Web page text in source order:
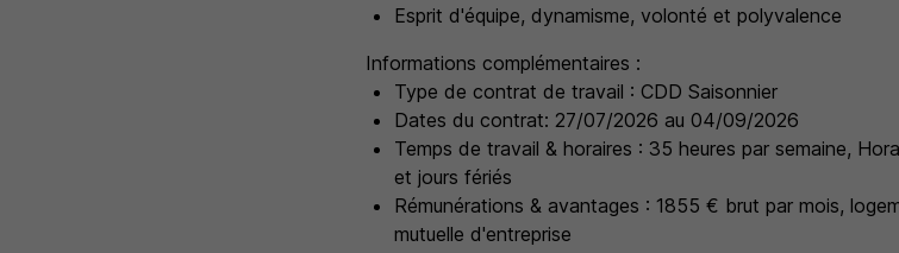
Esprit d'équipe, dynamisme, volonté et polyvalence
Informations complémentaires :
Type de contrat de travail : CDD Saisonnier
Dates du contrat: 27/07/2026 au 04/09/2026
Temps de travail & horaires : 35 heures par semaine,
et jours fériés
Rémunérations & avantages : 1855 € brut par mois,
mutuelle d'entreprise